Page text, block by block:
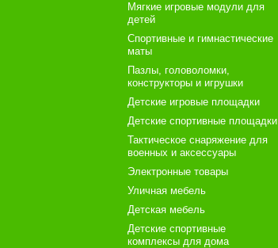
Мягкие игровые модули для
детей
Спортивные и гимнастические
маты
Пазлы, головоломки,
конструкторы и игрушки
Детские игровые площадки
Детские спортивные площадки
Тактическое снаряжение для
военных и аксессуары
Электронные товары
Уличная мебель
Детская мебель
Детские спортивные
комплексы для дома